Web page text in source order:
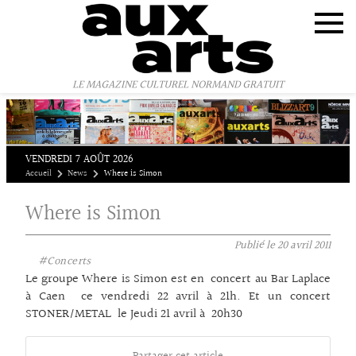
LE MAGAZINE CULTUREL NORMAND GRATUIT
VENDREDI 7 AOÛT 2026
Accueil News Where is Simon
Where is Simon
Publié le20 avril 2011
#Concerts
Le groupe Where is Simon est en concert au Bar Laplace
à Caen ce vendredi 22 avril à 21h. Et un concert
STONER/METAL le Jeudi 21 avril à 20h30
Panneau de gestion des cookies